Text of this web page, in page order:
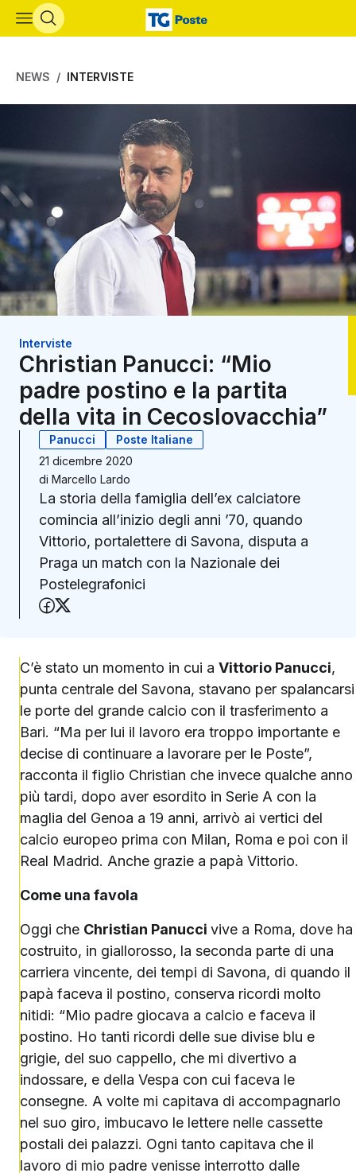
Vai al contenuto principale
NEWS INTERVISTE
Interviste
Christian Panucci: “Mio
padre postino e la partita
della vita in Cecoslovacchia”
Panucci
Poste Italiane
21 dicembre 2020
di Marcello Lardo
La storia della famiglia dell’ex calciatore
comincia all’inizio degli anni ’70, quando
Vittorio, portalettere di Savona, disputa a
Praga un match con la Nazionale dei
Postelegrafonici
Condividi su Facebook
C’è stato un momento in cui a Vittorio Panucci,
punta centrale del Savona, stavano per spalancarsi
le porte del grande calcio con il trasferimento a
Bari. “Ma per lui il lavoro era troppo importante e
decise di continuare a lavorare per le Poste”,
racconta il figlio Christian che invece qualche anno
più tardi, dopo aver esordito in Serie A con la
maglia del Genoa a 19 anni, arrivò ai vertici del
calcio europeo prima con Milan, Roma e poi con il
Real Madrid. Anche grazie a papà Vittorio.
Come una favola
Oggi che Christian Panucci vive a Roma, dove ha
costruito, in giallorosso, la seconda parte di una
carriera vincente, dei tempi di Savona, di quando il
papà faceva il postino, conserva ricordi molto
nitidi: “Mio padre giocava a calcio e faceva il
postino. Ho tanti ricordi delle sue divise blu e
grigie, del suo cappello, che mi divertivo a
indossare, e della Vespa con cui faceva le
consegne. A volte mi capitava di accompagnarlo
nel suo giro, imbucavo le lettere nelle cassette
postali dei palazzi. Ogni tanto capitava che il
lavoro di mio padre venisse interrotto dalle